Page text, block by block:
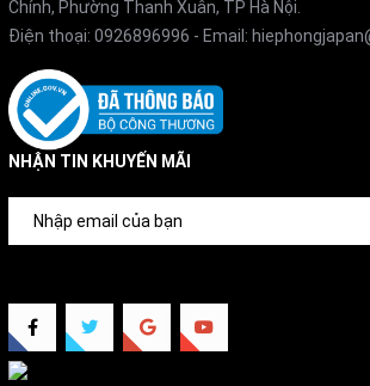
Chính, Phường Thanh Xuân, TP Hà Nội.
Điện thoại: 0926896996 - Email:
NHẬN TIN KHUYẾN MÃI